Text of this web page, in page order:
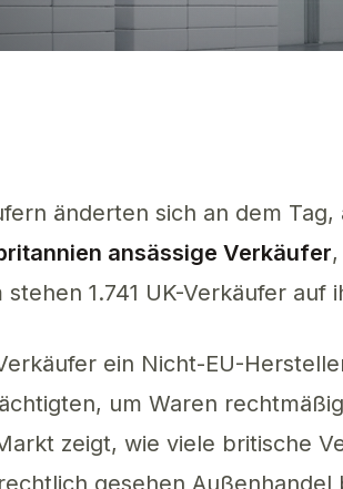
änderten sich an dem
ansässige Verkäufer
1.741 UK-Verkäufer
ein Nicht-EU-
um Waren
zeigt, wie viele britische
gesehen Außenhandel